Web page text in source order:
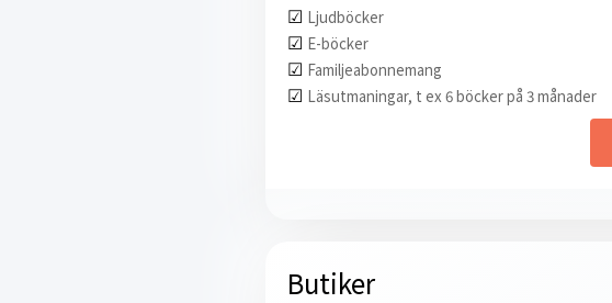
☑︎ Ljudböcker
☑︎ E-böcker
☑︎ Familjeabonnemang
☑︎ Läsutmaningar, t ex 6 böcker på 3 månader
Butiker